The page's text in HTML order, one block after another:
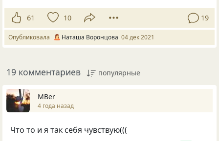
61 10 19
Опубликовала Наташа Воронцова 04 дек 2021
19 комментариев популярные
MBer
4 года назад
Что то и я так себя чувствую(((